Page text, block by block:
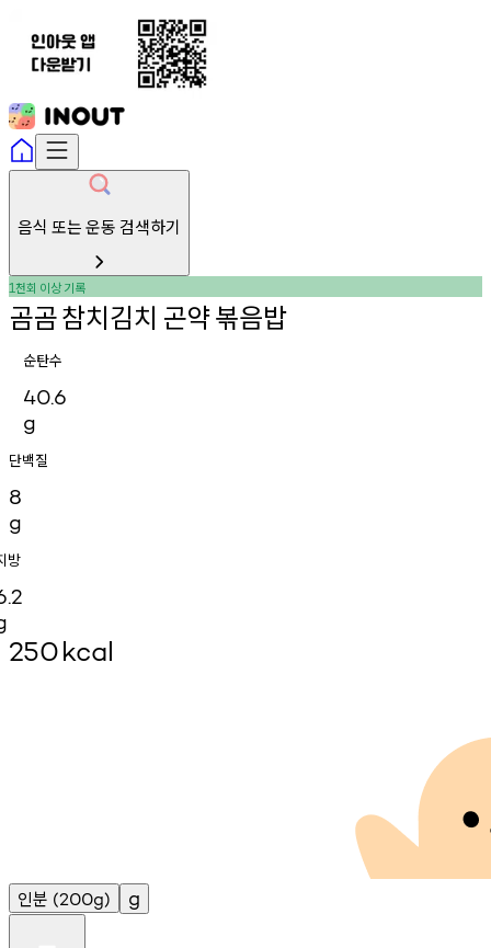
음식 또는 운동 검색하기
1천회 이상기록
곰곰참치김치 곤약볶음밥
순탄수
40.6
g
단백질
8
g
방
250kcal
인분 (200g) g